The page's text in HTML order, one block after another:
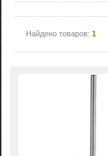
Найдено товаров: 1